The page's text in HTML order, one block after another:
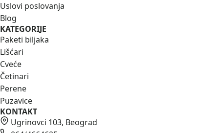
Uslovi poslovanja
Blog
KATEGORIJE
Paketi biljaka
Lišćari
Cveće
Četinari
Perene
Puzavice
KONTAKT
Ugrinovci 103, Beograd